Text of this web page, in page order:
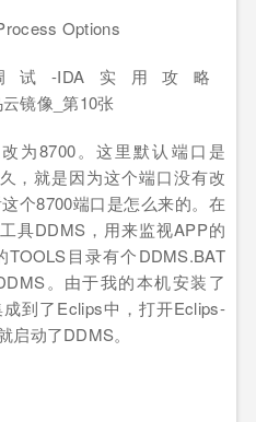
Options
为8700。这里默认端口是
，就是因为这个端口没有改
个8700端口是怎么来的。在
具DDMS，用来监视APP的
目录有个DDMS.BAT
。由于我的本机安装了
到了Eclips中，打开Eclips-
动了DDMS。